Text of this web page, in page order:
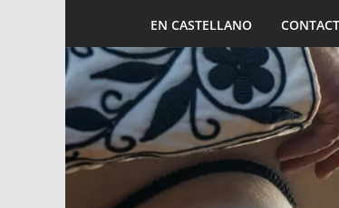
EN CASTELLANO CONTACT